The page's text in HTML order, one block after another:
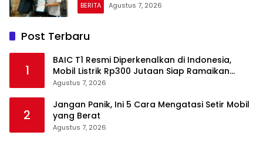
BERITA Agustus 7, 2026
Post Terbaru
1
BAIC T1 Resmi Diperkenalkan di Indonesia,
Mobil Listrik Rp300 Jutaan Siap Ramaikan
Pasar EV
Agustus 7, 2026
2
Jangan Panik, Ini 5 Cara Mengatasi Setir Mobil
yang Berat
Agustus 7, 2026